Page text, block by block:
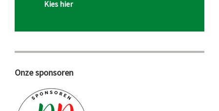
Kies hier
Onze sponsoren